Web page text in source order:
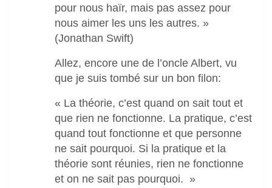
pour nous haïr, mais pas assez pour
nous aimer les uns les autres. »
(Jonathan Swift)
Allez, encore une de l’oncle Albert, vu
que je suis tombé sur un bon filon:
« La théorie, c’est quand on sait tout et
que rien ne fonctionne. La pratique, c’est
quand tout fonctionne et que personne
ne sait pourquoi. Si la pratique et la
théorie sont réunies, rien ne fonctionne
et on ne sait pas pourquoi. »